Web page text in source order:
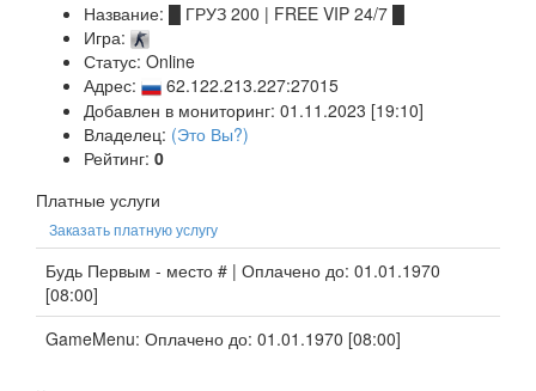
Название:
█ ГРУЗ 200 | FREE VIP 24/7 █
Игра:
Статус: Online
Адрес:
62.122.213.227:27015
Добавлен в мониторинг: 01.11.2023 [19:10]
Владелец: (Это Вы?)
Рейтинг: 0
Платные услуги
Заказать платную услугу
Будь Первым - место # | Оплачено до: 01.01.1970
[08:00]
GameMenu: Оплачено до: 01.01.1970 [08:00]